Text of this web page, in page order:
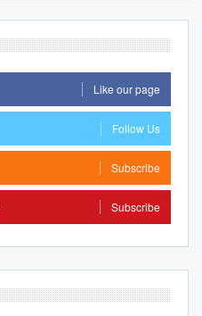
Like our page
Follow Us
Subscribe
Subscribe